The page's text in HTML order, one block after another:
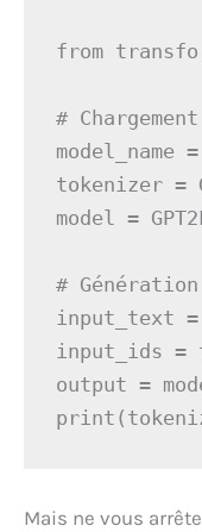
from
#
model_name
tokenizer =
model =
#
input_text
input_ids =
output =
Mais ne vous